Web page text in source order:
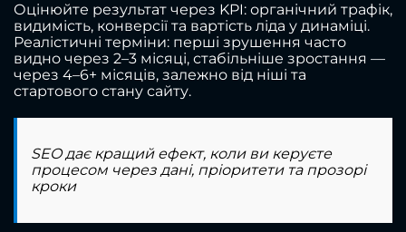
Оцінюйте результат через KPI: органічний трафік,
видимість, конверсії та вартість ліда у динаміці.
Реалістичні терміни: перші зрушення часто
видно через 2–3 місяці, стабільніше зростання —
через 4–6+ місяців, залежно від ніші та
стартового стану сайту.
SEO дає кращий ефект, коли ви керуєте
процесом через дані, пріоритети та прозорі
кроки